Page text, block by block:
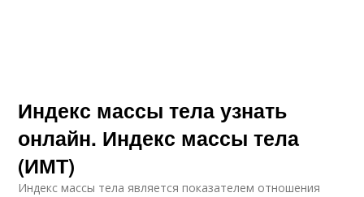
Индекс массы тела узнать
онлайн. Индекс массы тела
(ИМТ)
Индекс массы тела является показателем отношения